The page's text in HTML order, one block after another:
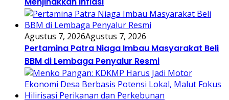
Agustus 7, 2026Agustus 7, 2026
Pertamina Patra Niaga Imbau Masyarakat Beli
BBM di Lembaga Penyalur Resmi